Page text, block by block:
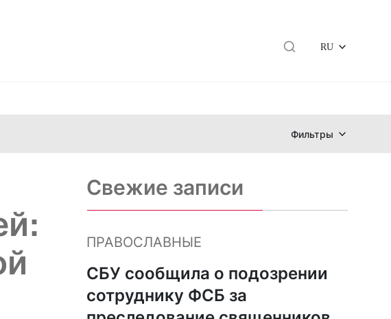
RU
Фильтры
Свежие записи
ПРАВОСЛАВНЫЕ
СБУ сообщила о подозрении
сотруднику ФСБ за